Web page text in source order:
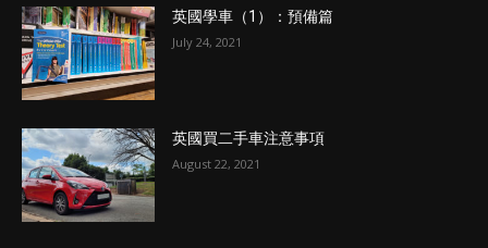
英國學車（1）：預備篇
July 24, 2021
英國買二手車注意事項
August 22, 2021